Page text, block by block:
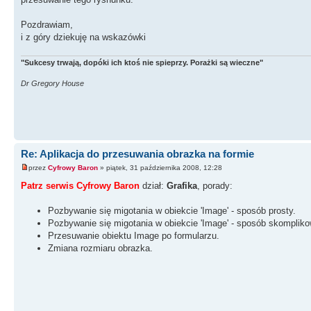
Pozdrawiam,
i z góry dziekuję na wskazówki
"Sukcesy trwają, dopóki ich ktoś nie spieprzy. Porażki są wieczne"
Dr Gregory House
Re: Aplikacja do przesuwania obrazka na formie
przez Cyfrowy Baron » piątek, 31 października 2008, 12:28
Patrz serwis Cyfrowy Baron dział: Grafika , porady:
Pozbywanie się migotania w obiekcie 'Image' - sposób prosty.
Pozbywanie się migotania w obiekcie 'Image' - sposób
Przesuwanie obiektu Image po formularzu.
Zmiana rozmiaru obrazka.